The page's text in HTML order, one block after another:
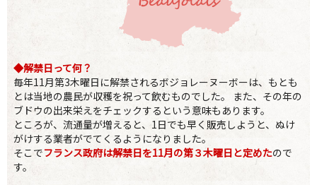
◆解禁日って何？
毎年11月第3木曜日に解禁されるボジョレーヌーボーは、もとも
とは当地の農民が収穫を祝って飲むものでした。 また、その年の
ブドウの出来栄えをチェックするという意味もあります。
ところが、流通量が増えると、1日でも早く販売しようと、ぬけ
がけする業者がでてくるようになりました。
そこでフランス政府は解禁日を11月の第３木曜日と定めたので
す。